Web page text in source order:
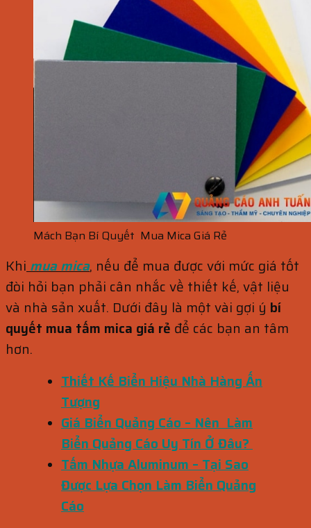
Mách Bạn Bí Quyết Mua Mica Giá Rẻ
Khi mua mica, nếu để mua được với mức giá tốt
đòi hỏi bạn phải cân nhắc về thiết kế, vật liệu
và nhà sản xuất. Dưới đây là một vài gợi ý bí
quyết mua tấm mica giá rẻ để các bạn an tâm
hơn.
Thiết Kế Biển Hiệu Nhà Hàng Ấn
Tượng
Giá Biển Quảng Cáo – Nên Làm
Biển Quảng Cáo Uy Tín Ở Đâu?
Tấm Nhựa Aluminum – Tại Sao
Được Lựa Chọn Làm Biển Quảng
Cáo